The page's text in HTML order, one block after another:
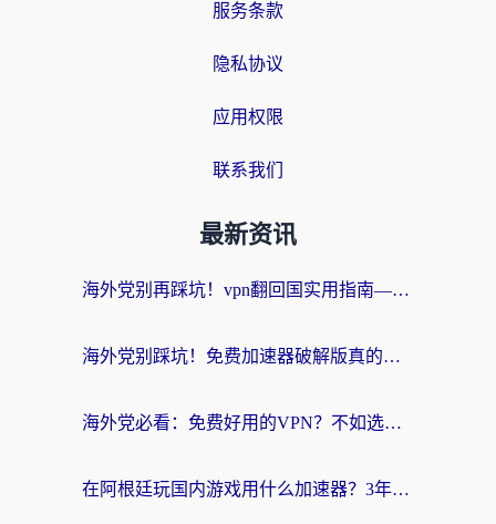
服务条款
隐私协议
应用权限
联系我们
最新资讯
海外党别再踩坑！vpn翻回国实用指南——选对加速器，国内资源无缝用
海外党别踩坑！免费加速器破解版真的能用？教你无缝访问国内资源的正确姿势
海外党必看：免费好用的VPN？不如选对转国内加速器实现无缝追剧
在阿根廷玩国内游戏用什么加速器？3年海外党亲测实用指南